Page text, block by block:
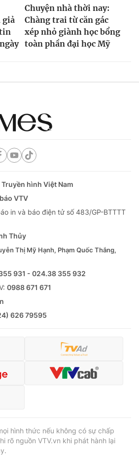
giả
Chuyện nhà thời nay:
Chàng trai từ căn gác
xép nhỏ giành học bổng
toàn phần đại học Mỹ
hình Việt Nam
VTV
in và báo điện tử số 483/GP-BTTTT
Thủy
Thị Mỹ Hạnh, Phạm Quốc Thắng,
931 - 024.38 355 932
0988 671 671
626 79595
hình thức nếu không có sự chấp
rõ nguồn VTV.vn khi phát hành lại